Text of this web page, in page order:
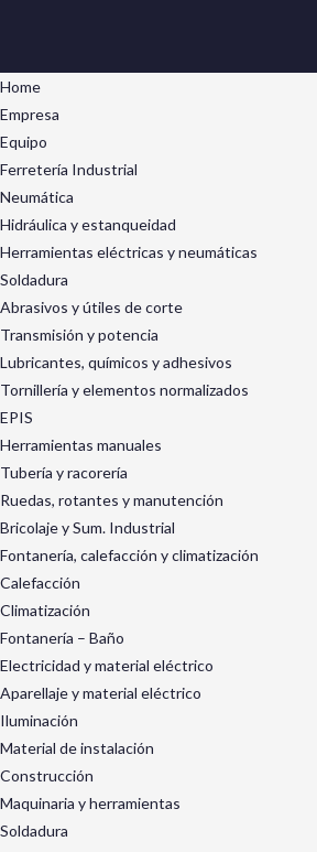
Home
Empresa
Equipo
Ferretería Industrial
Neumática
Hidráulica y estanqueidad
Herramientas eléctricas y neumáticas
Soldadura
Abrasivos y útiles de corte
Transmisión y potencia
Lubricantes, químicos y adhesivos
Tornillería y elementos normalizados
EPIS
Herramientas manuales
Tubería y racorería
Ruedas, rotantes y manutención
Bricolaje y Sum. Industrial
Fontanería, calefacción y climatización
Calefacción
Climatización
Fontanería – Baño
Electricidad y material eléctrico
Aparellaje y material eléctrico
Iluminación
Material de instalación
Construcción
Maquinaria y herramientas
Soldadura